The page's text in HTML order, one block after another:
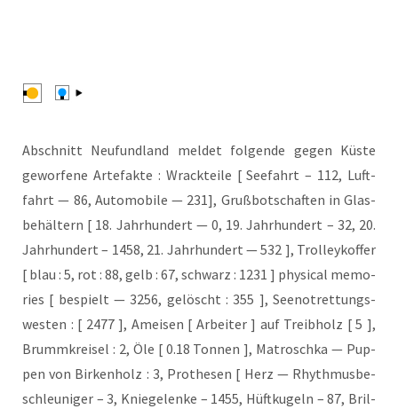
Abschnitt Neu­fund­land mel­det fol­gen­de gegen Küs­te
gewor­fe­ne Arte­fak­te : Wrack­tei­le [ See­fahrt – 112, Luft­
fahrt — 86, Auto­mo­bi­le — 231], Gruß­bot­schaf­ten in Glas­
be­häl­tern [ 18. Jahr­hun­dert — 0, 19. Jahr­hun­dert – 32, 20.
Jahr­hun­dert – 1458, 21. Jahr­hun­dert — 532 ], Trol­ley­kof­fer
[ blau : 5, rot : 88, gelb : 67, schwarz : 1231 ] phy­si­cal memo­
ries [ bespielt — 3256, gelöscht : 355 ], See­not­ret­tungs­
wes­ten : [ 2477 ], Amei­sen [ Arbei­ter ] auf Treib­holz [ 5 ],
Brumm­krei­sel : 2, Öle [ 0.18 Ton­nen ], Matrosch­ka — Pup­
pen von Bir­ken­holz : 3, Pro­the­sen [ Herz — Rhyth­mus­be­
schleu­ni­ger – 3, Knie­ge­len­ke – 1455, Hüft­ku­geln – 87, Bril­